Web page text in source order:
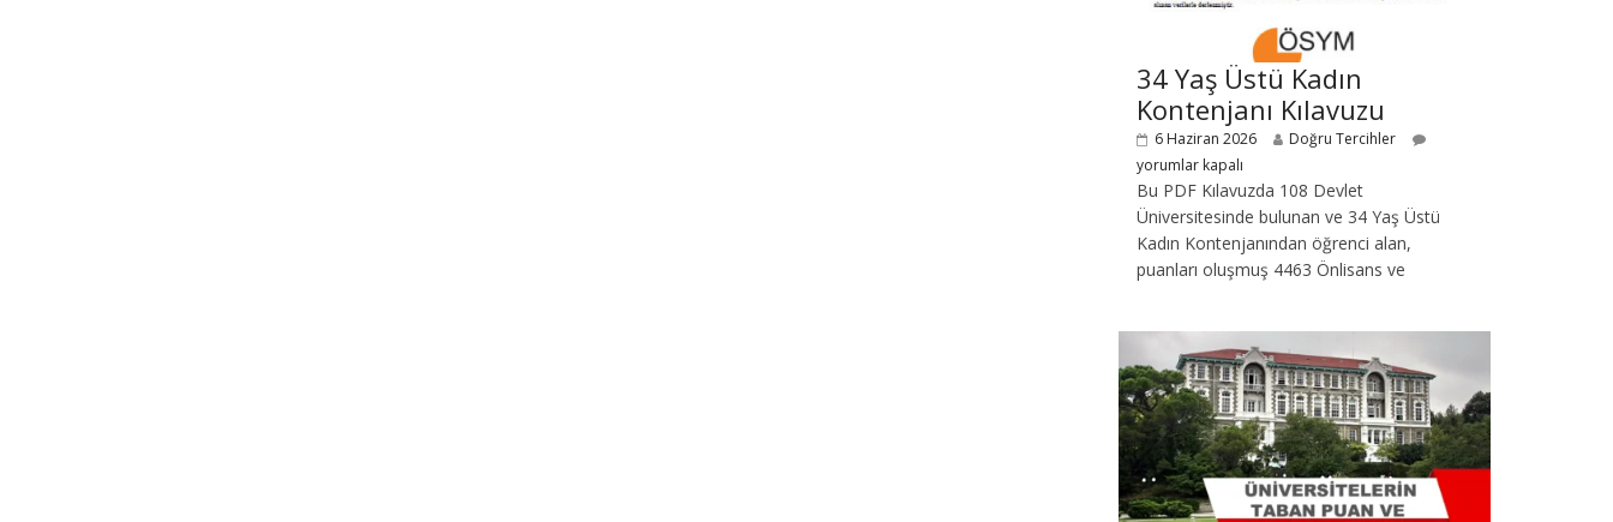
34 Yaş Üstü Kadın
Kontenjanı Kılavuzu
6 Haziran 2026
Doğru Tercihler
yorumlar kapalı
Bu PDF Kılavuzda 108 Devlet
Üniversitesinde bulunan ve 34 Yaş Üstü
Kadın Kontenjanından öğrenci alan,
puanları oluşmuş 4463 Önlisans ve